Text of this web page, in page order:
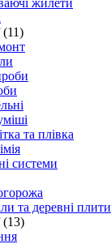
жилети
(11)
та плівка
системи
та деревні плити
(13)